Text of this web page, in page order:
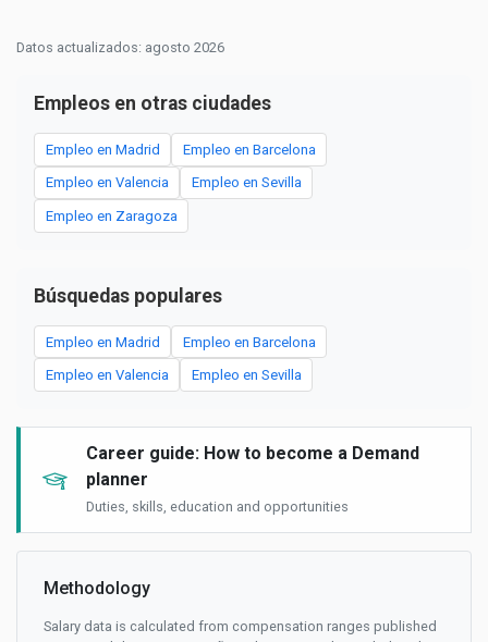
Datos actualizados: agosto 2026
Empleos en otras ciudades
Empleo en Madrid Empleo en Barcelona
Empleo en Valencia Empleo en Sevilla
Empleo en Zaragoza
Búsquedas populares
Empleo en Madrid Empleo en Barcelona
Empleo en Valencia Empleo en Sevilla
Career guide: How to become a Demand
planner
Duties, skills, education and opportunities
Methodology
Salary data is calculated from compensation ranges published